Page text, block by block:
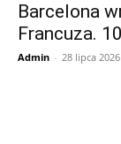
Barcelona
Francuza.
Admin - 28 lipca 2026